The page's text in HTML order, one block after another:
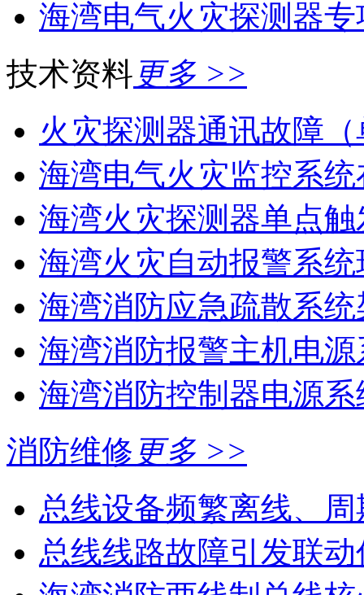
海湾电气火灾探测器
技术资料 更多 >>
火灾探测器通讯故障
海湾电气火灾监控系统
海湾火灾探测器单点
海湾火灾自动报警系统
海湾消防应急疏散系统
海湾消防报警主机电源
海湾消防控制器电源系
消防维修 更多 >>
总线设备频繁离线、
总线线路故障引发联